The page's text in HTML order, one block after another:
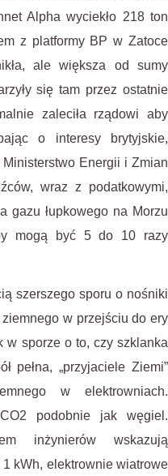
Alpha wyciekło 218 ton
z platformy BP w Zatoce
ale większa od sumy
się tam przez ostatnie
zaleciła rządowi aby
o interesy brytyjskie,
Energii i Zmian
wraz z podatkowymi,
gazu łupkowego na Morzu
mogą być 5 do 10 razy
szerszego sporu o nośniki
w przejściu do ery
w sporze o to, czy szklanka
pełna, „przyjaciele Ziemi”
w elektrowniach.
podobnie jak węgiel.
inżynierów wskazują
kWh, elektrownie wiatrowe